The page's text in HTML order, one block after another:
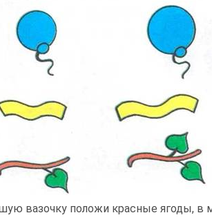
вазочку положи красные ягоды,